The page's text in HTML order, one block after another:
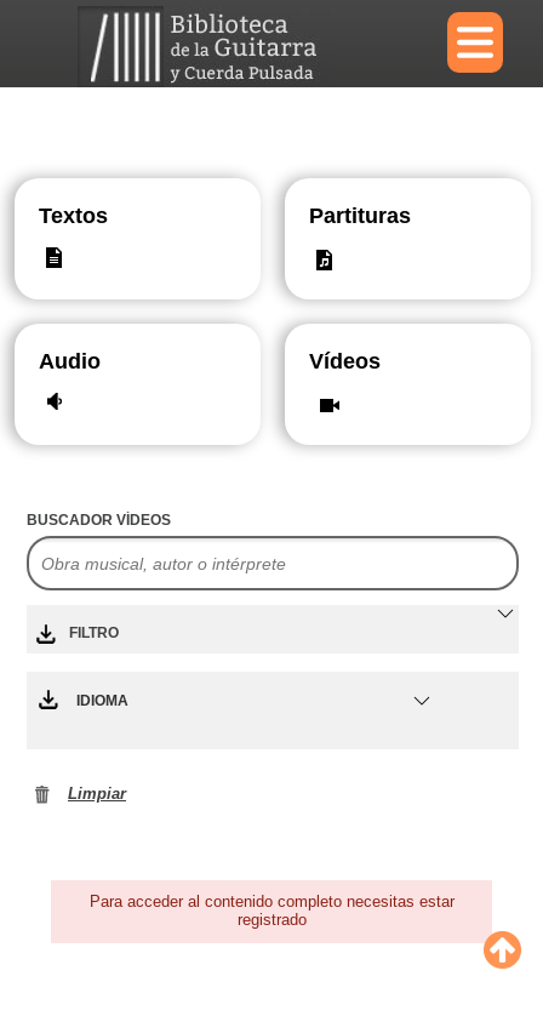
×
Menu
Área personal Reproductor
Textos Partituras
Audio Vídeos
BUSCADOR VÍDEOS
FILTRO
IDIOMA
Limpiar
Para acceder al contenido completo necesitas estar
registrado